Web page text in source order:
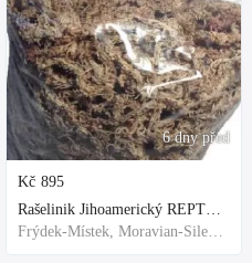
6 dny před
Kč 895
Rašelinik Jihoamerický REPTER - 5 balení - 500g -
Frýdek-Místek, Moravian-Silesian Region,Others